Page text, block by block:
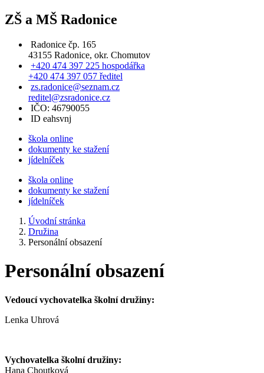
ZŠ a MŠ Radonice
Radonice čp. 165
43155 Radonice, okr. Chomutov
+420 474 397 225 hospodářka
+420 474 397 057 ředitel
zs.radonice@seznam.cz
reditel@zsradonice.cz
IČO: 46790055
ID eahsvnj
škola online
dokumenty ke stažení
jídelníček
škola online
dokumenty ke stažení
jídelníček
Úvodní stránka
Družina
Personální obsazení
Personální obsazení
Vedoucí vychovatelka školní družiny:
Lenka Uhrová
Vychovatelka školní družiny:
Hana Choutková